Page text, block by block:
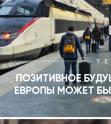
ПОЗИТИВНОЕ
ЕВРОПЫ МОЖЕТ